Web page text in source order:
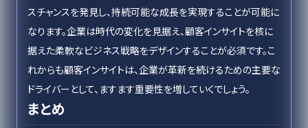
スチャンスを発見し、持続可能な成長を実現することが可能に
なります。企業は時代の変化を見据え、顧客インサイトを核に
据えた柔軟なビジネス戦略をデザインすることが必須です。こ
れからも顧客インサイトは、企業が革新を続けるための主要な
ドライバーとして、ますます重要性を増していくでしょう。
まとめ